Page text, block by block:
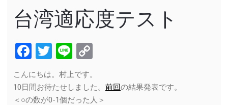
台湾適応度テスト
Facebook
Twitter
Line
こんにちは。村上です。
10日間お待たせしました。 前回の結果発表です。
＜○の数が0-1個だった人＞